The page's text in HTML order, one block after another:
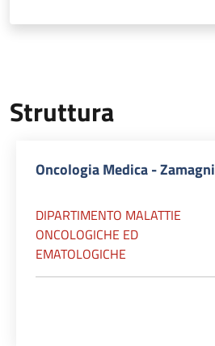
Struttura
Oncologia Medica - Zamagni
DIPARTIMENTO MALATTIE
ONCOLOGICHE ED
EMATOLOGICHE